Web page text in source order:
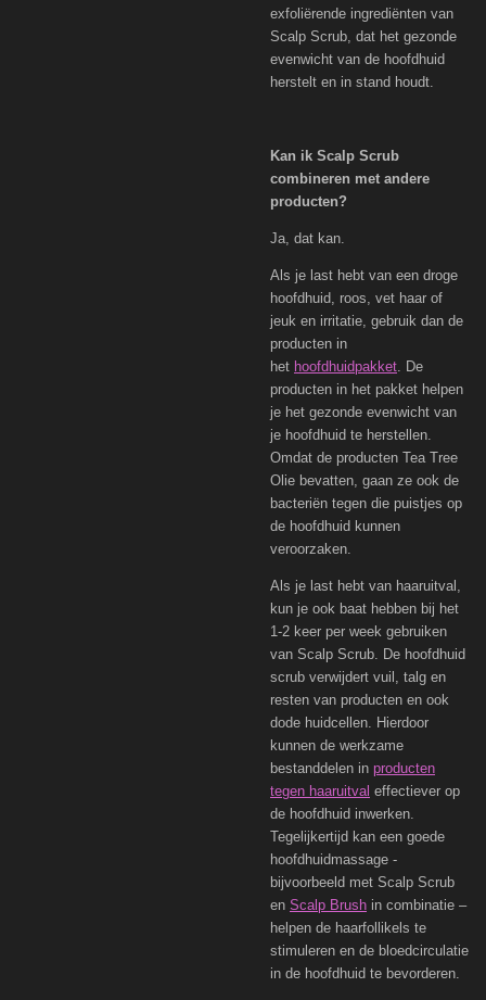
exfoliërende ingrediënten van
Scalp Scrub, dat het gezonde
evenwicht van de hoofdhuid
herstelt en in stand houdt.
Kan ik Scalp Scrub
combineren met andere
producten?
Ja, dat kan.
Als je last hebt van een droge
hoofdhuid, roos, vet haar of
jeuk en irritatie, gebruik dan de
producten in
het hoofdhuidpakket . De
producten in het pakket helpen
je het gezonde evenwicht van
je hoofdhuid te herstellen.
Omdat de producten Tea Tree
Olie bevatten, gaan ze ook de
bacteriën tegen die puistjes op
de hoofdhuid kunnen
veroorzaken.
Als je last hebt van haaruitval,
kun je ook baat hebben bij het
1-2 keer per week gebruiken
van Scalp Scrub. De hoofdhuid
scrub verwijdert vuil, talg en
resten van producten en ook
dode huidcellen. Hierdoor
kunnen de werkzame
bestanddelen in producten
tegen haaruitval effectiever op
de hoofdhuid inwerken.
Tegelijkertijd kan een goede
hoofdhuidmassage -
bijvoorbeeld met Scalp Scrub
en Scalp Brush in combinatie –
helpen de haarfollikels te
stimuleren en de bloedcirculatie
in de hoofdhuid te bevorderen.